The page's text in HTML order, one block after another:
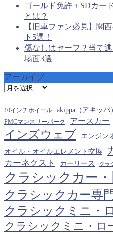
ゴールド免許＋SDカー
とは？
【旧車ファン必見】関
ト5選！
傷なしはセーフ？当て
場面3選
アーカイブ
ア
カ
イ
ブ
10インチホイール akippa（アキッパ）
PMCマンスリーパーク アースカー
インズウェブ エンジン
オイル・オイルエレメント交換
カーネクスト カーリース クラ
クラシックカー
クラシックカー専
クラシックミニ・
クラシックミニ・ロ